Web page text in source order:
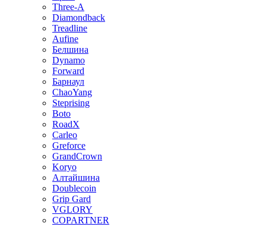
Three-A
Diamondback
Treadline
Aufine
Белшина
Dynamo
Forward
Барнаул
ChaoYang
Steprising
Boto
RoadX
Carleo
Greforce
GrandCrown
Koryo
Алтайшина
Doublecoin
Grip Gard
VGLORY
COPARTNER